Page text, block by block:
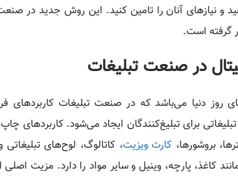
و نیازهای آنان را تامین کنید. این روش جدید در
گرفته است.
در صنعت تبلیغات
روز دنیا می‌باشد که در صنعت تبلیغات کاربردهای
برای تبلیغ‌کنندگان ایجاد می‌شود. کاربردهای
بروشورها، کارت ویزیت‌، کاتالوگ‌، لوح‌های
کاغذ، پارچه، وینیل و سایر مواد را دارد. مزیت